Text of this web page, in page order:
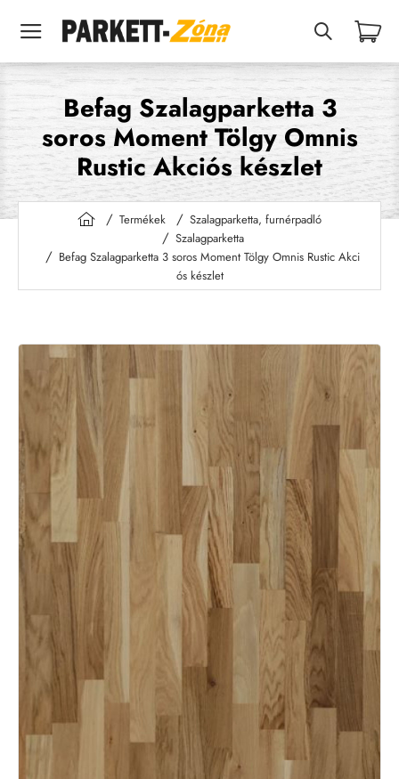
Befag Szalagparketta 3
soros Moment Tölgy Omnis
Rustic Akciós készlet
h
m
Termékek
Szalagparketta, furnérpadló
Szalagparketta
Befag Szalagparketta 3 soros Moment Tölgy Omnis Rustic Akci
ós készlet